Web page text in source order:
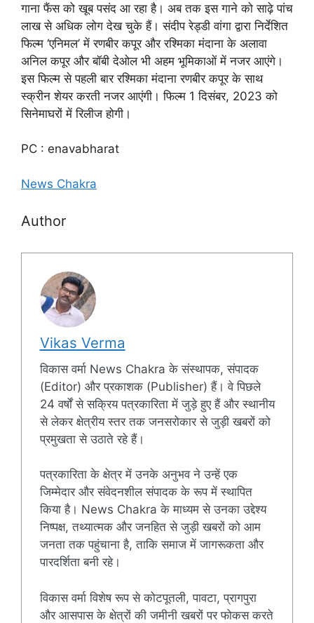
गाना फैंस को खूब पसंद आ रहा है। अब तक इस गाने को साढ़े पांच
लाख से अधिक लोग देख चुके हैं। संदीप रेड्डी वांगा द्वारा निर्देशित
फिल्म ‘एनिमल’ में रणबीर कपूर और रश्मिका मंदाना के अलावा
अनिल कपूर और बॉबी देओल भी अहम भूमिकाओं में नजर आएंगे।
इस फिल्म से पहली बार रश्मिका मंदाना रणबीर कपूर के साथ
स्क्रीन शेयर करती नजर आएंगी। फिल्म 1 दिसंबर, 2023 को
सिनेमाघरों में रिलीज होगी।
PC : enavabharat
News Chakra
Author
Vikas Verma
विकास वर्मा News Chakra के संस्थापक, संपादक
(Editor) और प्रकाशक (Publisher) हैं। वे पिछले
24 वर्षों से सक्रिय पत्रकारिता में जुड़े हुए हैं और स्थानीय
से लेकर क्षेत्रीय स्तर तक जनसरोकार से जुड़ी खबरों को
प्रमुखता से उठाते रहे हैं।
पत्रकारिता के क्षेत्र में उनके अनुभव ने उन्हें एक
जिम्मेदार और संवेदनशील संपादक के रूप में स्थापित
किया है। News Chakra के माध्यम से उनका उद्देश्य
निष्पक्ष, तथ्यात्मक और जनहित से जुड़ी खबरों को आम
जनता तक पहुंचाना है, ताकि समाज में जागरूकता और
पारदर्शिता बनी रहे।
विकास वर्मा विशेष रूप से कोटपूतली, पावटा, प्रागपुरा
और आसपास के क्षेत्रों की जमीनी खबरों पर फोकस करते